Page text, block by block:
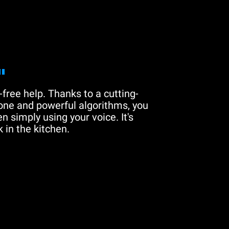
free help. Thanks to a cutting-
and powerful algorithms, you
simply using your voice. It's
in the kitchen.